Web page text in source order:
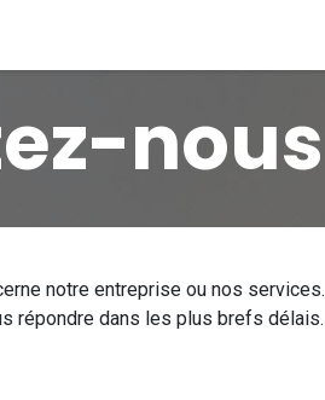
nous
notre entreprise ou nos services.
répondre dans les plus brefs délais.